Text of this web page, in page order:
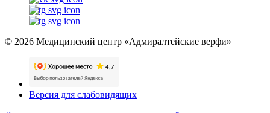
© 2026 Медицинский центр «Адмиралтейские верфи»
Версия для слабовидящих